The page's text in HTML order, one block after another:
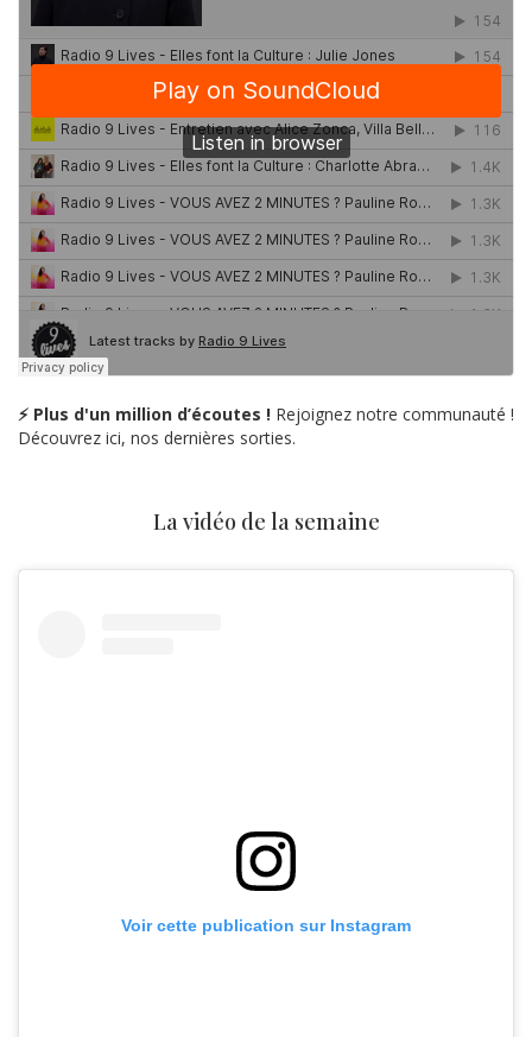
⚡ Plus d'un million d’écoutes ! Rejoignez notre communauté !
Découvrez ici, nos dernières sorties.
La vidéo de la semaine
Voir cette publication sur Instagram